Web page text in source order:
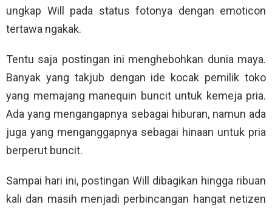
ungkap Will pada status fotonya dengan emoticon
tertawa ngakak.
Tentu saja postingan ini menghebohkan dunia maya.
Banyak yang takjub dengan ide kocak pemilik toko
yang memajang manequin buncit untuk kemeja pria.
Ada yang mengangapnya sebagai hiburan, namun ada
juga yang menganggapnya sebagai hinaan untuk pria
berperut buncit.
Sampai hari ini, postingan Will dibagikan hingga ribuan
kali dan masih menjadi perbincangan hangat netizen